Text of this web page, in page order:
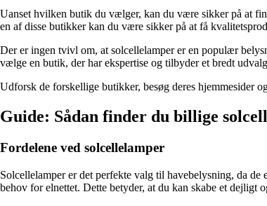
Uanset hvilken butik du vælger, kan du være sikker på at
en af disse butikker kan du være sikker på at få
Der er ingen tvivl om, at solcellelamper er en populær
vælge en butik, der har ekspertise og tilbyder et bredt
Udforsk de forskellige butikker, besøg deres hjemmesider
Guide: Sådan finder du billige
Fordelene ved solcellelamper
Solcellelamper er det perfekte valg til havebelysning, da
behov for elnettet. Dette betyder, at du kan skabe et dejligt